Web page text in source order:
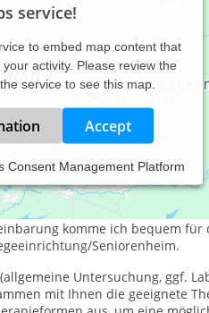
service!
to embed map content that
activity. Please review the
service to see this map.
Accept
Consent Management Platform
führe ich ab 1.12021 eine reine
komme ich bequem für
Seniorenheim.
Untersuchung, ggf.
mit Ihnen die geeignete